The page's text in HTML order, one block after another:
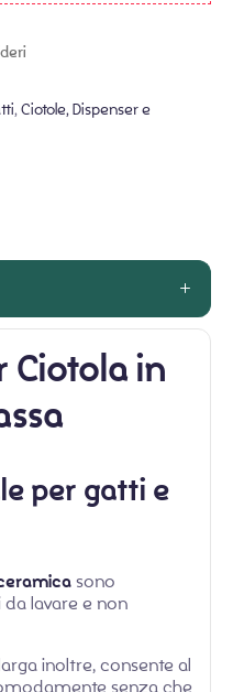
, Ciotole, Dispenser e
Ciotola in
per gatti e
sono
lavare e non
inoltre, consente al
senza che